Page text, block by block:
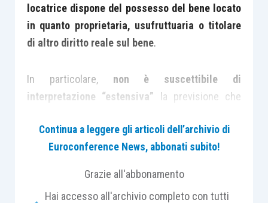
locatrice dispone del possesso del bene locato
in quanto proprietaria, usufruttuaria o titolare
di altro diritto reale sul bene.
In particolare, non è suscettibile di
interpretazione “estensiva” la previsione che
di un diritto reale sul bene immobile censito in
catasto, a cui, per effetto di tale censimento,
Continua a leggere gli articoli dell’archivio di
Euroconference News, abbonati subito!
Grazie all'abbonamento
Hai accesso all'archivio completo con tutti